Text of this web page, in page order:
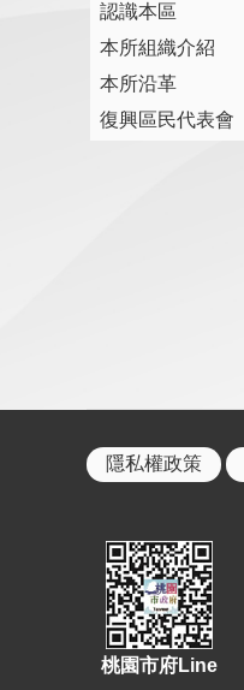
認識本區
本所組織介紹
本所沿革
復興區民代表會
隱私權政策
桃園市府Line